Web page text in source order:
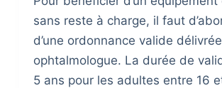
sans reste à charge, il faut
d’une ordonnance valide
ophtalmologue. La durée de
5 ans pour les adultes entre 16